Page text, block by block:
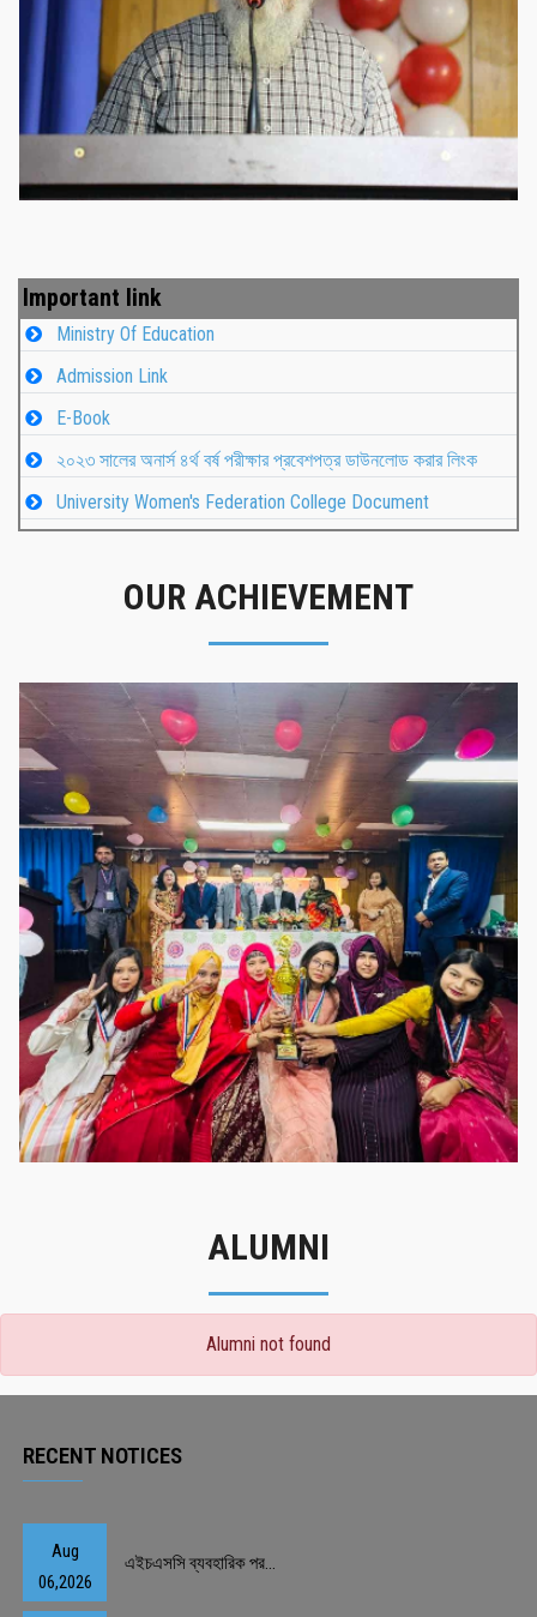
নবীনবরণ - ২০২৫
Important link
Ministry Of Education
Admission Link
E-Book
২০২৩ সালের অনার্স ৪র্থ বর্ষ পরীক্ষার প্রবেশপত্র ডাউনলোড করার লিংক
University Women's Federation College Document
OUR ACHIEVEMENT
গৌরবের মুহূর্ত
গৌরবের মুহূর্ত
ALUMNI
Alumni not found
RECENT NOTICES
Aug
06,2026
এইচএসসি ব্যবহারিক পর...